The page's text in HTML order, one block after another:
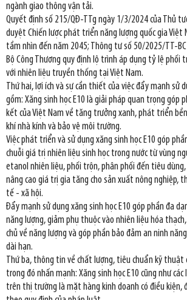
ngành giao thông vận tải.
Quyết định số 215/QĐ-TTg ngày 1/3/2024 của Thủ
duyệt Chiến lược phát triển năng lượng quốc gia Việt
tầm nhìn đến năm 2045; Thông tư số 50/2025/TT-
Bộ Công Thương quy định lộ trình áp dụng tỷ lệ phối
với nhiên liệu truyền thống tại Việt Nam.
Thứ hai, lợi ích và sự cần thiết của việc đẩy mạnh sử
gồm: Xăng sinh học E10 là giải pháp quan trọng góp
kết của Việt Nam về tăng trưởng xanh, phát triển
khí nhà kính và bảo vệ môi trường.
Việc phát triển và sử dụng xăng sinh học E10 góp
chuỗi giá trị nhiên liệu sinh học trong nước từ vùng
etanol nhiên liệu, phối trộn, phân phối đến tiêu
nâng cao giá trị gia tăng cho sản xuất nông nghiệp,
tế - xã hội.
Đẩy mạnh sử dụng xăng sinh học E10 góp phần đa
năng lượng, giảm phụ thuộc vào nhiên liệu hóa
chủ về năng lượng và góp phần bảo đảm an ninh
dài hạn.
Thứ ba, thông tin về chất lượng, tiêu chuẩn kỹ thuật
trong đó nhấn mạnh: Xăng sinh học E10 cũng như
trên thị trường là mặt hàng kinh doanh có điều kiện,